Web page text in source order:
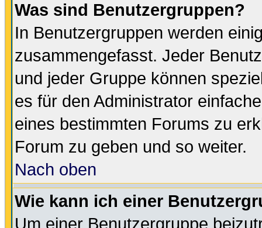
Was sind Benutzergruppen?
In Benutzergruppen werden
zusammengefasst. Jeder
und jeder Gruppe können
es für den Administrator
eines bestimmten Forums zu
Forum zu geben und so weiter.
Nach oben
Wie kann ich einer
Um einer Benutzergruppe